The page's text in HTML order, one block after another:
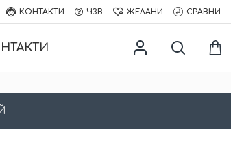
КОНТАКТИ ЧЗВ ЖЕЛАНИ СРАВНИ